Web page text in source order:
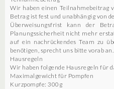
Wir haben einen Teilnahmebeitrag
Betrag ist fest und unabhängig von
Überweisungsfrist kann der
Planungssicherheit nicht mehr
auf ein nachrückendes Team zu
benötigen, sprecht uns bitte vorab an.
Hausregeln
Wir haben folgende Hausregeln für
Maximalgewicht für Pompfen
Kurzpompfe: 300g